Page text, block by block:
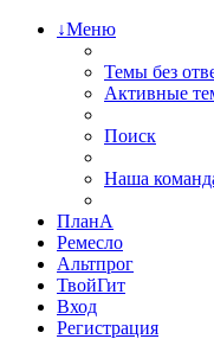
↓Меню
Темы без
Активные
Поиск
Наша
ПланА
Ремесло
Альтпрог
ТвойГит
Вход
Регистрация